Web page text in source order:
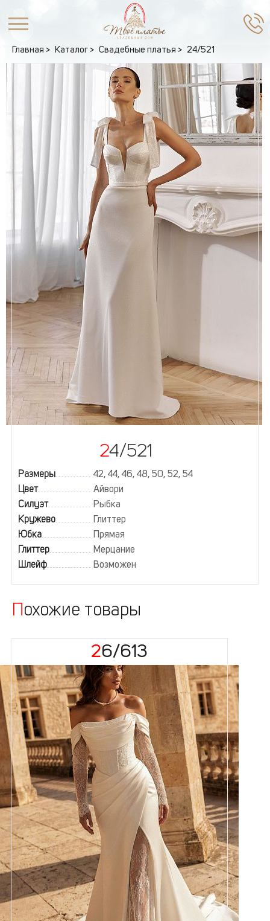
Главная Каталог Свадебные платья 24/521
24/521
Размеры
42, 44, 46, 48, 50, 52, 54
Цвет
Айвори
Силуэт
Рыбка
Кружево
Глиттер
Юбка
Прямая
Глиттер
Мерцание
Шлейф
Возможен
Похожие товары
26/613
Размеры
42, 44, 46, 48, 50, 52, 54, 56,
58
Цвет
Силуэт
Кружево
Пайетка